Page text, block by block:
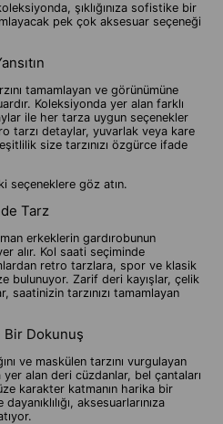
şıklığınıza sofistike bir
pek çok aksesuar seçeneği
tamamlayan ve görünümüne
Koleksiyonda yer alan farklı
ile her tarza uygun seçenekler
tarzı detaylar, yuvarlak veya kare
size tarzınızı özgürce ifade
seçeneklere göz atın.
Tarz
erkeklerin gardırobunun
alır. Kol saati seçiminde
retro tarzlara, spor ve klasik
bulunuyor. Zarif deri kayışlar, çelik
saatinizin tarzınızı tamamlayan
Bir Dokunuş
ve maskülen tarzını vurgulayan
alan deri cüzdanlar, bel çantaları
karakter katmanın harika bir
aksesuarlarınıza